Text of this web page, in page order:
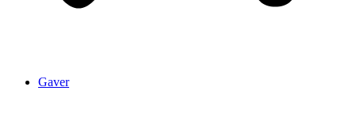
Gaver